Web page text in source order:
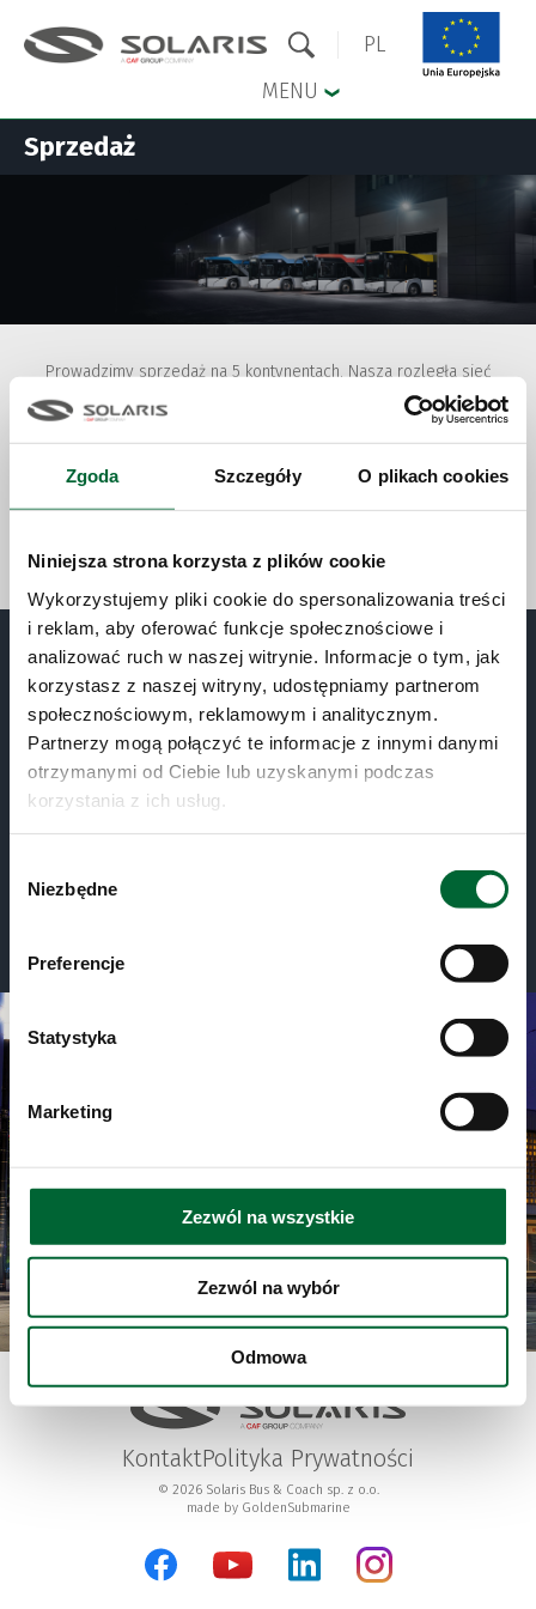
Zgoda Szczegóły O plikach cookies
Niniejsza strona korzysta z plików cookie
Wykorzystujemy pliki cookie do spersonalizowania treści
i reklam, aby oferować funkcje społecznościowe i
analizować ruch w naszej witrynie. Informacje o tym, jak
korzystasz z naszej witryny, udostępniamy partnerom
społecznościowym, reklamowym i analitycznym.
Partnerzy mogą połączyć te informacje z innymi danymi
otrzymanymi od Ciebie lub uzyskanymi podczas
korzystania z ich usług.
zgody
Niezbędne
Preferencje
Statystyka
Marketing
Zezwól na wszystkie
Zezwól na wybór
Odmowa
Przejdź do menu głównego
Przejdź do treści
PL
MENU
Sprzedaż
Prowadzimy sprzedaż na 5 kontynentach. Nasza rozległa sieć
sprzedaży to gwarancja indywidualnego i kompleksowego
podejścia do potrzeb klienta, bez względu na jego lokalizację.
Sprzedaż pojazdów nowych
Sprzedaż pojazdów używanych
Wyszukaj osobę kontaktową
Aby skontaktować się z osobą odpowiedzialną za sprzedaż
autobusów marki Solaris w Twoim kraju, wyszukaj najbliższego
przedstawiciela wybierając kontynent i kraj.
KontaktPolityka Prywatności
© 2026 Solaris Bus & Coach sp. z o.o.
made by GoldenSubmarine